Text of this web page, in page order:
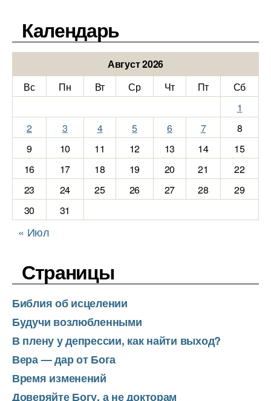
Календарь
Август 2026
Вс
Пн Вт Ср Чт Пт
Сб
1
2
3 4 5 6 7
8
9
10 11 12 13 14
15
16
17 18 19 20 21
22
23
24 25 26 27 28
29
30
31
« Июл
Страницы
Библия об исцелении
Будучи возлюбленными
В плену у депрессии, как найти выход?
Вера — дар от Бога
Время изменений
Доверяйте Богу, а не докторам